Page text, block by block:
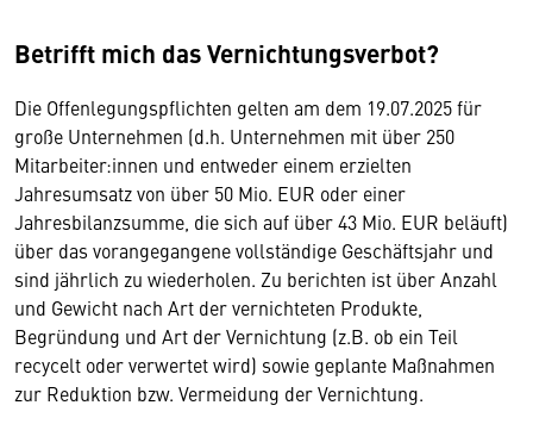
Betrifft mich das Vernichtungsverbot?
Die Offenlegungspflichten gelten am dem 19.07.2025 für
große Unternehmen (d.h. Unternehmen mit über 250
Mitarbeiter:innen und entweder einem erzielten
Jahresumsatz von über 50 Mio. EUR oder einer
Jahresbilanzsumme, die sich auf über 43 Mio. EUR beläuft)
über das vorangegangene vollständige Geschäftsjahr und
sind jährlich zu wiederholen. Zu berichten ist über Anzahl
und Gewicht nach Art der vernichteten Produkte,
Begründung und Art der Vernichtung (z.B. ob ein Teil
recycelt oder verwertet wird) sowie geplante Maßnahmen
zur Reduktion bzw. Vermeidung der Vernichtung.